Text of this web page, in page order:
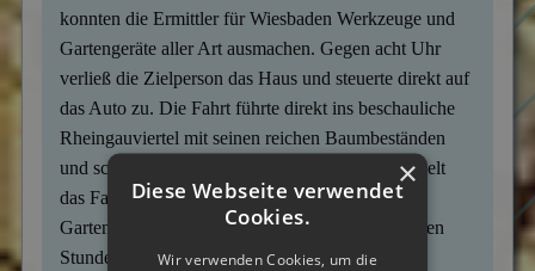
konnten die Ermittler für Wiesbaden Werkzeuge und
Gartengeräte aller Art ausmachen. Gegen acht Uhr
verließ die Zielperson das Haus und steuerte direkt auf
das Auto zu. Die Fahrt führte direkt ins beschauliche
Rheingauviertel mit seinen reichen Baumbeständen
und schönen Vorgärten. Vor einem der Häuser hielt
das Fahrzeug und die Zielperson begann, das
Gartenwerkzeug auszupacken. Die anschließenden
Stunden verbrachte der Mann mit diversen
×
Diese Webseite verwendet
Cookies.
Wir verwenden Cookies, um die